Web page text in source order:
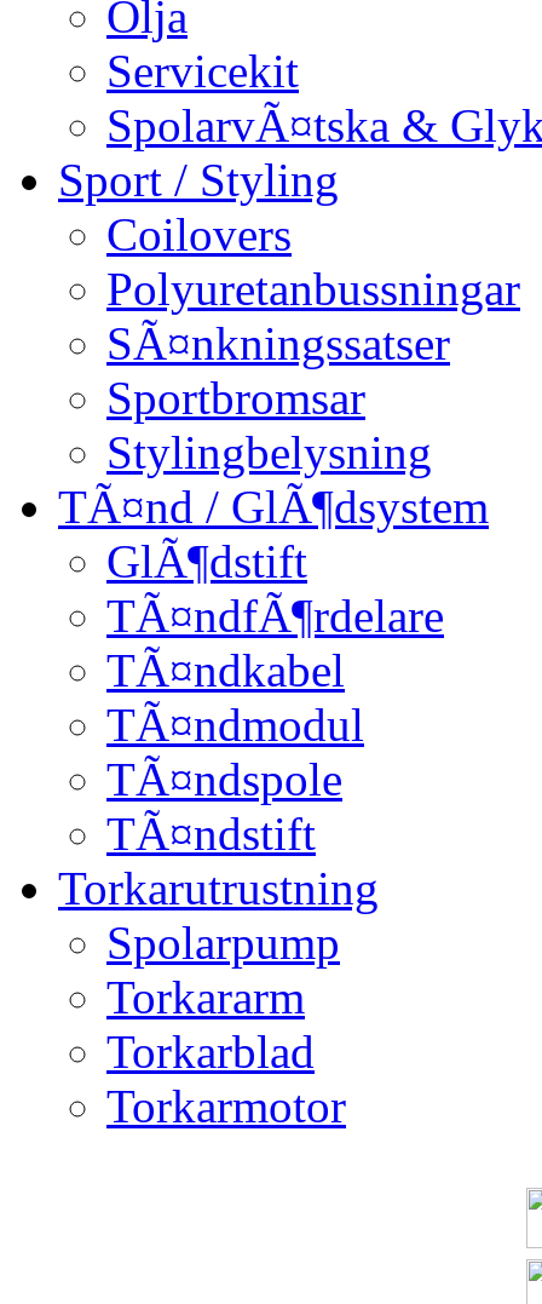
Olja
Servicekit
SpolarvÃ¤tska &
Sport / Styling
Coilovers
Polyuretanbussningar
SÃ¤nkningssatser
Sportbromsar
Stylingbelysning
TÃ¤nd / GlÃ¶dsystem
GlÃ¶dstift
TÃ¤ndfÃ¶rdelare
TÃ¤ndkabel
TÃ¤ndmodul
TÃ¤ndspole
TÃ¤ndstift
Torkarutrustning
Spolarpump
Torkararm
Torkarblad
Torkarmotor